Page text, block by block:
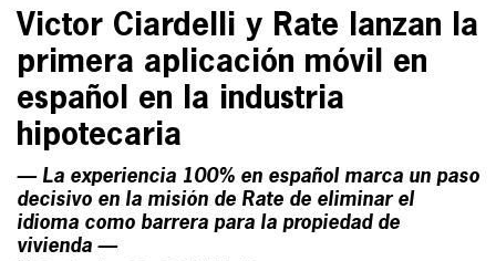
Victor Ciardelli y Rate lanzan la
primera aplicación móvil en
español en la industria
hipotecaria
— La experiencia 100% en español marca un paso
decisivo en la misión de Rate de eliminar el
idioma como barrera para la propiedad de
vivienda —